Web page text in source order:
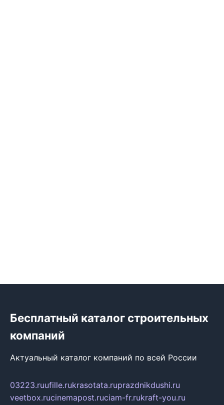
Бесплатный каталог строительных
компаний
Актуальный каталог компаний по всей России
03223.ruufille.rukrasotata.ruprazdnikdushi.ru
veetbox.rucinemapost.ruciam-fr.rukraft-you.ru